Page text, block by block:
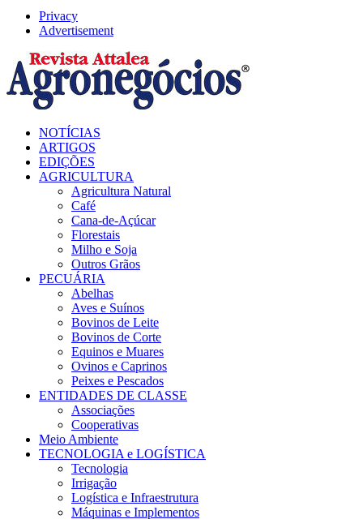
Privacy
Advertisement
NOTÍCIAS
ARTIGOS
EDIÇÕES
AGRICULTURA
Agricultura Natural
Café
Cana-de-Açúcar
Florestais
Milho e Soja
Outros Grãos
PECUÁRIA
Abelhas
Aves e Suínos
Bovinos de Leite
Bovinos de Corte
Equinos e Muares
Ovinos e Caprinos
Peixes e Pescados
ENTIDADES DE CLASSE
Associações
Cooperativas
Meio Ambiente
TECNOLOGIA e LOGÍSTICA
Tecnologia
Irrigação
Logística e Infraestrutura
Máquinas e Implementos